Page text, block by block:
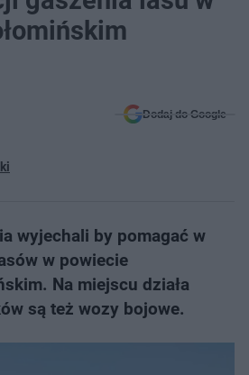
Dodaj do Google
wyjechali by pomagać w
w powiecie
Na miejscu działa
są też wozy bojowe.